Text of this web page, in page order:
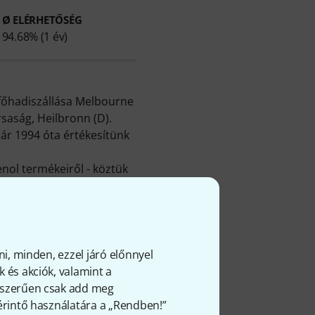
minden, ezzel járó előnnyel
és akciók, valamint a
csak add meg
használatára a „Rendben!”
Ø ELÉRHETŐSÉG
94.68% (1 év)
Melbourne
Heilbronn (D).
1994 óta értékesítünk
termékeiről - köztük
Amphenol ACPR-
egy évet, és vásárlóink